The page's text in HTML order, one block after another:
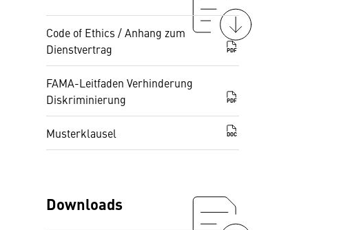
Code of Ethics / Anhang zum
Dienstvertrag
PDF
FAMA-Leitfaden Verhinderung
Diskriminierung
PDF
Musterklausel DOC
Downloads